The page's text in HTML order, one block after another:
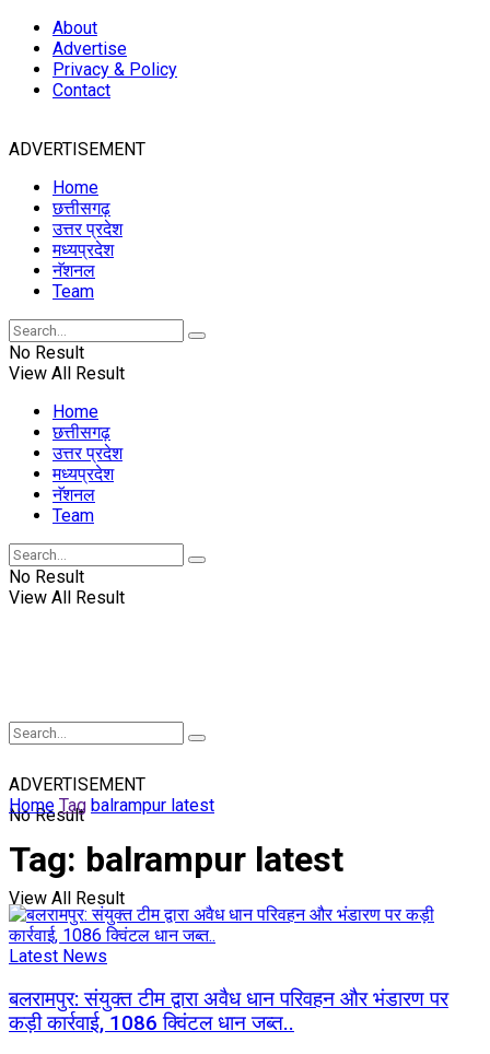
About
Advertise
Privacy & Policy
Contact
ADVERTISEMENT
Home
छत्तीसगढ़
उत्तर प्रदेश
मध्यप्रदेश
नॅशनल
Team
No Result
View All Result
Home
छत्तीसगढ़
उत्तर प्रदेश
मध्यप्रदेश
नॅशनल
Team
No Result
View All Result
No Result
View All Result
ADVERTISEMENT
Home Tag balrampur latest
Tag: balrampur latest
Latest News
बलरामपुर: संयुक्त टीम द्वारा अवैध धान परिवहन और भंडारण पर
कड़ी कार्रवाई, 1086 क्विंटल धान जब्त..